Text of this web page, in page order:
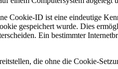
Cookie-ID ist eine eindeutige
gespeichert wurde. Dies
Ein bestimmter
die ohne die Cookie-